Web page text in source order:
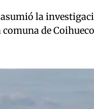
la
de